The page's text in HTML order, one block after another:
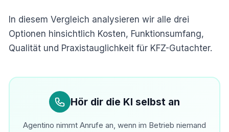
In diesem Vergleich analysieren wir alle drei
Optionen hinsichtlich Kosten, Funktionsumfang,
Qualität und Praxistauglichkeit für KFZ-Gutachter.
Hör dir die KI selbst an
Agentino nimmt Anrufe an, wenn im Betrieb niemand